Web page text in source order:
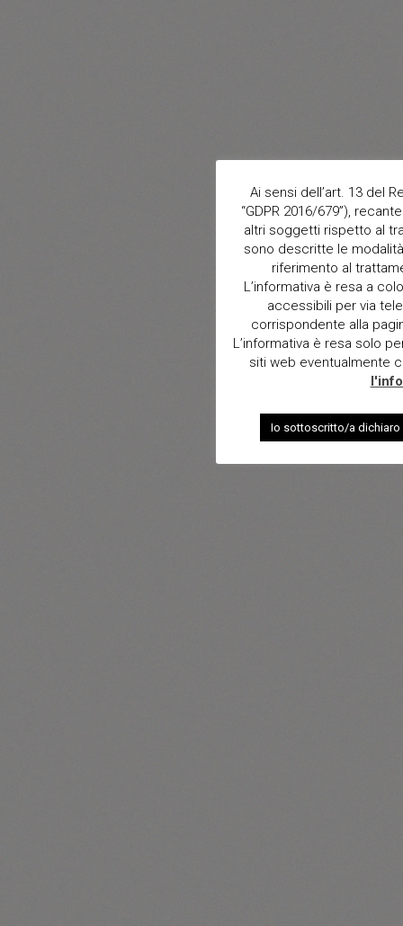
Ai sensi dell’art. 13 del
“GDPR 2016/679”),
altri soggetti rispetto al
sono descritte le
riferimento al
L’informativa è resa a
accessibili per via
corrispondente alla
L’informativa è resa solo
siti web eventualmente
Io sottoscritto/a dichiaro